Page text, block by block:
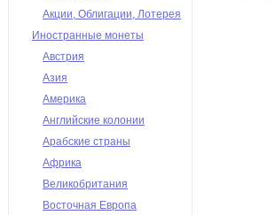
Акции, Облигации, Лотерея
Иностранные монеты
Австрия
Азия
Америка
Английские колонии
Арабские страны
Африка
Великобритания
Восточная Европа